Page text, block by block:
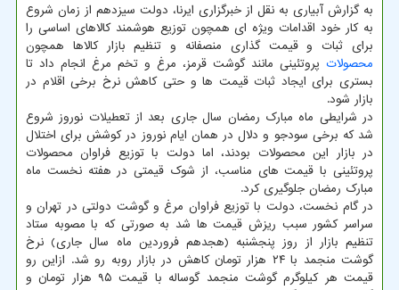
به گزارش آبیاری به نقل از خبرگزاری ایرنا، دولت سیزدهم از زمان شروع
به کار خود اقدامات ویژه ای همچون توزیع هوشمند کالاهای اساسی را
برای ثبات و قیمت گذاری منصفانه و تنظیم بازار کالاها همچون
محصولات پروتئینی مانند گوشت قرمز، مرغ و تخم مرغ انجام داد تا
بستری برای ایجاد ثبات قیمت ها و حتی کاهش نرخ برخی اقلام در
بازار شود.
در شرایطی ماه مبارک رمضان سال جاری بعد از تعطیلات نوروز شروع
شد که برخی سودجو و دلال در همان ایام نوروز در کوشش برای اختلال
در بازار این محصولات بودند، اما دولت با توزیع فراوان محصولات
پروتئینی با قیمت های مناسب، از شوک قیمتی در هفته نخست ماه
مبارک رمضان جلوگیری کرد.
در گام نخست، دولت با توزیع فراوان مرغ و گوشت دولتی در تهران و
سراسر کشور سبب ریزش قیمت ها شد به صورتی که با مصوبه ستاد
تنظیم بازار از روز پنجشنبه (هجدهم فروردین ماه سال جاری) نرخ
گوشت منجمد با ۲۴ هزار تومان کاهش در بازار روبه رو شد. ازاین رو
قیمت هر کیلوگرم گوشت منجمد گوساله با قیمت ۹۵ هزار تومان و